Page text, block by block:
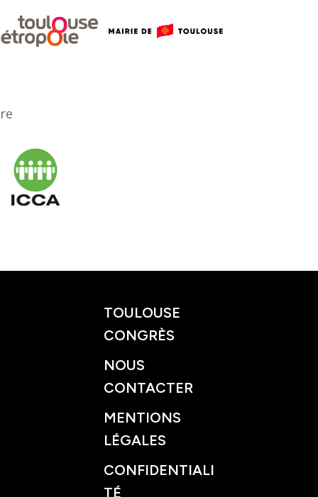
TOULOUSE
CONGRÈS
NOUS
CONTACTER
MENTIONS
LÉGALES
CONFIDENTIALI
TÉ